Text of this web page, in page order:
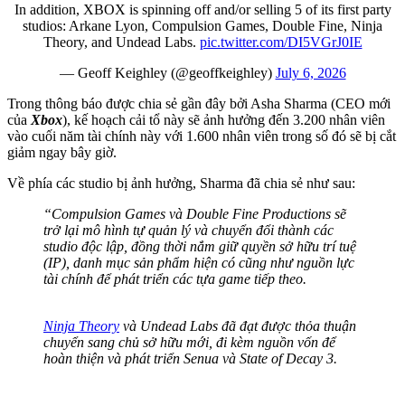
In addition, XBOX is spinning off and/or selling 5 of its first party
studios: Arkane Lyon, Compulsion Games, Double Fine, Ninja
Theory, and Undead Labs. pic.twitter.com/DI5VGrJ0IE
— Geoff Keighley (@geoffkeighley) July 6, 2026
Trong thông báo được chia sẻ gần đây bởi Asha Sharma (CEO mới
của Xbox), kế hoạch cải tổ này sẽ ảnh hưởng đến 3.200 nhân viên
vào cuối năm tài chính này với 1.600 nhân viên trong số đó sẽ bị cắt
giảm ngay bây giờ.
Về phía các studio bị ảnh hưởng, Sharma đã chia sẻ như sau:
“Compulsion Games và Double Fine Productions sẽ
trở lại mô hình tự quản lý và chuyển đổi thành các
studio độc lập, đồng thời nắm giữ quyền sở hữu trí tuệ
(IP), danh mục sản phẩm hiện có cũng như nguồn lực
tài chính để phát triển các tựa game tiếp theo.
Ninja Theory và Undead Labs đã đạt được thỏa thuận
chuyển sang chủ sở hữu mới, đi kèm nguồn vốn để
hoàn thiện và phát triển Senua và State of Decay 3.